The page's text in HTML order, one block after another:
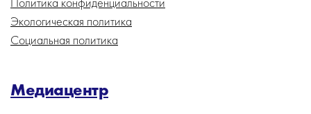
Экологическая политика
Социальная политика
Медиацентр